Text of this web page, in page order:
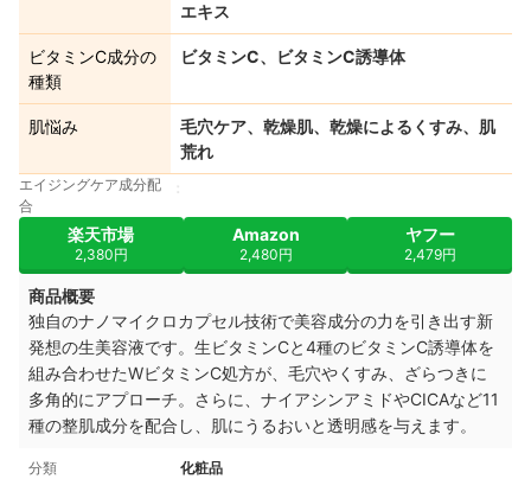
エキス
ビタミンC成分の
種類
ビタミンC、ビタミンC誘導体
肌悩み
毛穴ケア、乾燥肌、乾燥によるくすみ、肌
荒れ
エイジングケア成分配
合
楽天市場
2,380円
Amazon
2,480円
ヤフー
2,479円
商品概要
独自のナノマイクロカプセル技術で美容成分の力を引き出す新
発想の生美容液です。生ビタミンCと4種のビタミンC誘導体を
組み合わせたWビタミンC処方が、毛穴やくすみ、ざらつきに
多角的にアプローチ。さらに、ナイアシンアミドやCICAなど11
種の整肌成分を配合し、肌にうるおいと透明感を与えます。
分類 化粧品